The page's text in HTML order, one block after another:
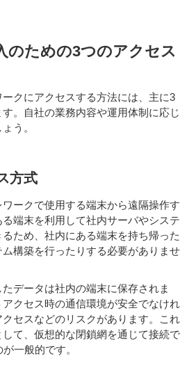
のための3つのアクセス
クにアクセスする方法には、主に3
。自社の業務内容や運用体制に応じ
う。
方式
ークで使用する端末から遠隔操作す
端末を利用して社内サーバやシステ
ため、社内にある端末を持ち帰った
構築を行ったりする必要がありませ
データは社内の端末に保存されま
クセス時の通信環境が安全でなけれ
セスなどのリスクがあります。これ
て、仮想的な閉鎖網を通じて接続で
一般的です。